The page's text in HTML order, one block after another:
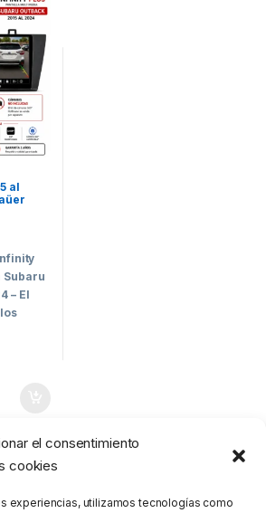
el consentimiento
cookies
experiencias, utilizamos tecnologías como
al
Subaru
– El
la línea
el único resultado